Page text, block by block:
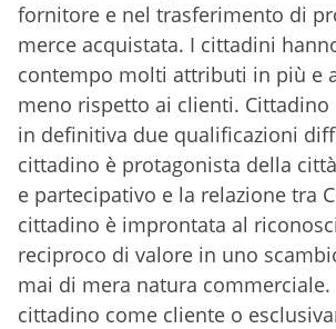
fornitore e nel trasferimento di
merce acquistata. I cittadini
contempo molti attributi in più e
meno rispetto ai clienti. Cittadino
in definitiva due qualificazioni
cittadino è protagonista della
e partecipativo e la relazione tra
cittadino è improntata al
reciproco di valore in uno
mai di mera natura commerciale.
cittadino come cliente o